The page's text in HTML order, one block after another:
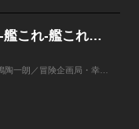
艦隊これくしょん‐艦これ‐艦これRPGぼっちリプレイ